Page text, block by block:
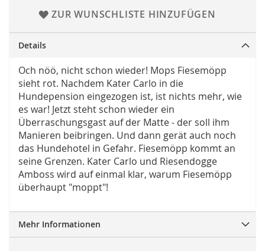
ZUR WUNSCHLISTE HINZUFÜGEN
Details
Och nöö, nicht schon wieder! Mops Fiesemöpp
sieht rot. Nachdem Kater Carlo in die
Hundepension eingezogen ist, ist nichts mehr, wie
es war! Jetzt steht schon wieder ein
Überraschungsgast auf der Matte - der soll ihm
Manieren beibringen. Und dann gerät auch noch
das Hundehotel in Gefahr. Fiesemöpp kommt an
seine Grenzen. Kater Carlo und Riesendogge
Amboss wird auf einmal klar, warum Fiesemöpp
überhaupt "moppt"!
Mehr Informationen